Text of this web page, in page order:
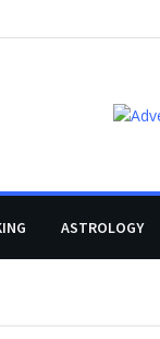
ASTROLOGY